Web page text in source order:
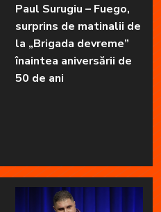
Paul Surugiu – Fuego,
surprins de matinalii de
la „Brigada devreme”
înaintea aniversării de
50 de ani